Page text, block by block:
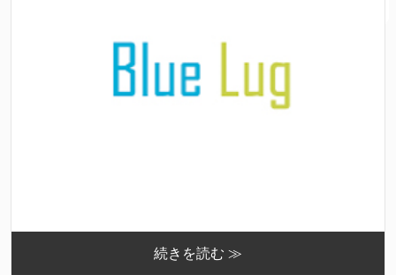
続きを読む ≫